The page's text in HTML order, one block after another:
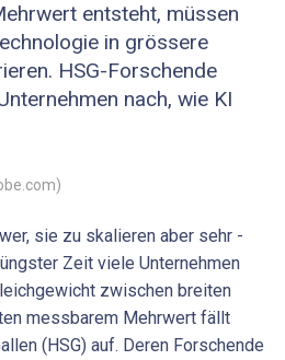
entsteht, müssen
in grössere
HSG-Forschende
nach, wie KI
sie zu skalieren aber sehr -
Zeit viele Unternehmen
zwischen breiten
messbarem Mehrwert fällt
(HSG) auf. Deren Forschende